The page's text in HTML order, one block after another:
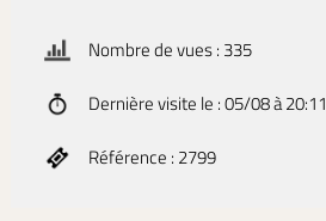
Nombre de vues : 335
Dernière visite le : 05/08 à 20:11
Référence : 2799